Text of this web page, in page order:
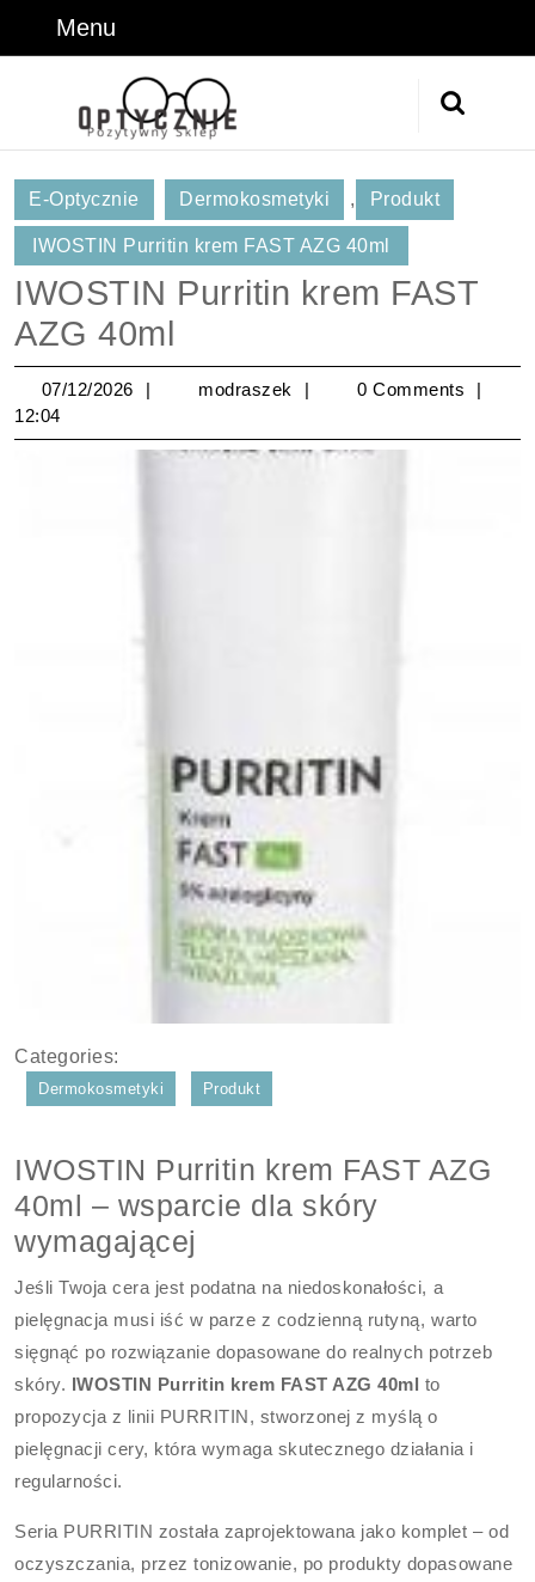
Menu
E-Optycznie Dermokosmetyki , Produkt
IWOSTIN Purritin krem FAST AZG 40ml
IWOSTIN Purritin krem FAST
AZG 40ml
07/12/2026 07/12/2026
modraszek modraszek
0 Comments
12:04
Categories:
Dermokosmetyki Produkt
IWOSTIN Purritin krem FAST AZG
40ml – wsparcie dla skóry
wymagającej
Jeśli Twoja cera jest podatna na niedoskonałości, a
pielęgnacja musi iść w parze z codzienną rutyną, warto
sięgnąć po rozwiązanie dopasowane do realnych potrzeb
skóry. IWOSTIN Purritin krem FAST AZG 40ml to
propozycja z linii PURRITIN, stworzonej z myślą o
pielęgnacji cery, która wymaga skutecznego działania i
regularności.
Seria PURRITIN została zaprojektowana jako komplet – od
oczyszczania, przez tonizowanie, po produkty dopasowane